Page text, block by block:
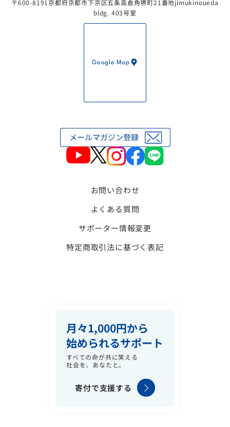
〒600-8191京都府京都市下京区五条高倉角堺町21番地jimukinoueda
bldg. 403号室
Google Map
お問い合わせ
よくある質問
サポーター情報変更
特定商取引法に基づく表記
月々1,000円から
始められるサポート
すべての命が共に笑える
社会を、あなたと。
寄付で支援する